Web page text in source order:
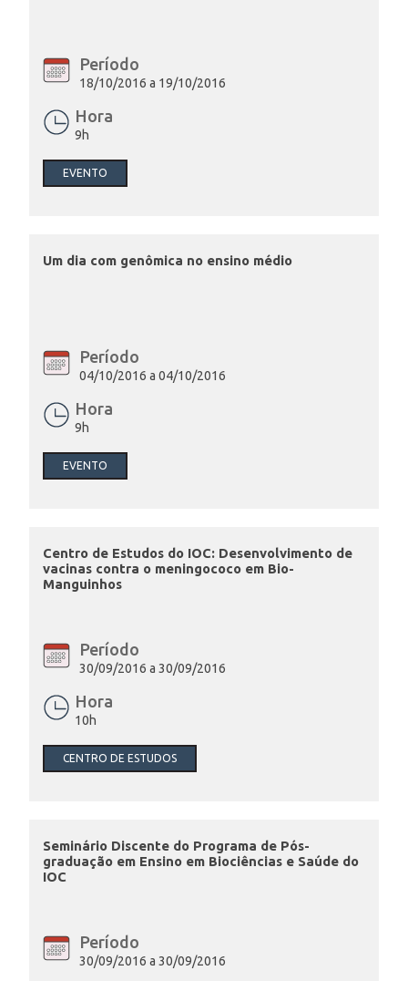
Período
18/10/2016 a 19/10/2016
Hora
9h
EVENTO
Um dia com genômica no ensino médio
Período
04/10/2016 a 04/10/2016
Hora
9h
EVENTO
Centro de Estudos do IOC: Desenvolvimento de
vacinas contra o meningococo em Bio-
Manguinhos
Período
30/09/2016 a 30/09/2016
Hora
10h
CENTRO DE ESTUDOS
Seminário Discente do Programa de Pós-
graduação em Ensino em Biociências e Saúde do
IOC
Período
30/09/2016 a 30/09/2016